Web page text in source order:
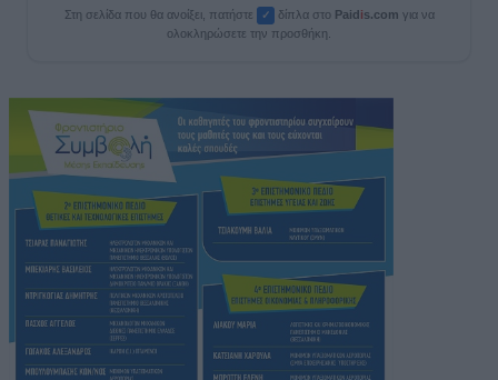
Στη σελίδα που θα ανοίξει, πατήστε ✓ δίπλα στο Paidis.com για να
ολοκληρώσετε την προσθήκη.